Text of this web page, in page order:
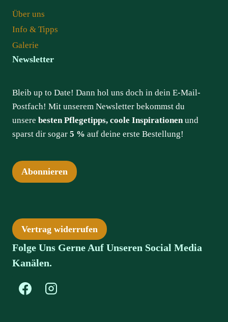
Über uns
Info & Tipps
Galerie
Newsletter
Bleib up to Date! Dann hol uns doch in dein E-Mail-
Postfach! Mit unserem Newsletter bekommst du
unsere besten Pflegetipps, coole Inspirationenund
sparst dir sogar 5 % auf deine erste Bestellung!
Abonnieren
Vertrag widerrufen
Folge Uns Gerne Auf Unseren Social Media
Kanälen.